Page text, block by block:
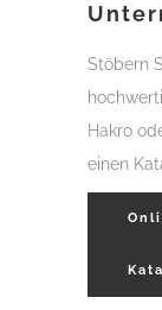
Stöbern
Hakro
einen